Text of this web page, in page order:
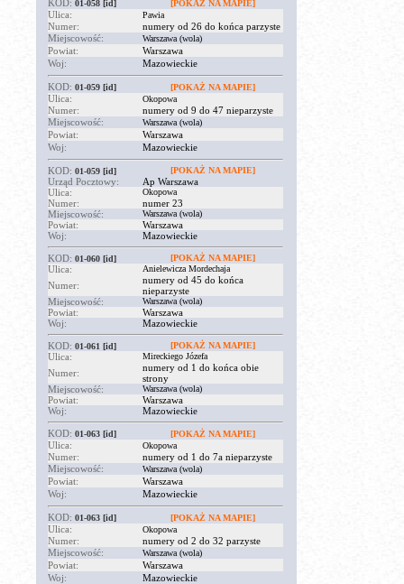
KOD: 01-058 [id] [POKAŻ NA MAPIE]
Ulica: Pawia
Numer:
numery od 26 do końca parzyste
Miejscowość:
Warszawa (wola)
Powiat:
Warszawa
Woj:
Mazowieckie
KOD: 01-059 [id] [POKAŻ NA MAPIE]
Ulica: Okopowa
Numer:
numery od 9 do 47 nieparzyste
Miejscowość:
Warszawa (wola)
Powiat:
Warszawa
Woj:
Mazowieckie
KOD: 01-059 [id] [POKAŻ NA MAPIE]
Urząd Pocztowy:
Ap Warszawa
Ulica:
Okopowa
Numer:
numer 23
Miejscowość:
Warszawa (wola)
Powiat:
Warszawa
Woj:
Mazowieckie
KOD: 01-060 [id] [POKAŻ NA MAPIE]
Ulica: Anielewicza Mordechaja
Numer:
numery od 45 do końca
nieparzyste
Miejscowość:
Warszawa (wola)
Powiat:
Warszawa
Woj:
Mazowieckie
KOD: 01-061 [id] [POKAŻ NA MAPIE]
Ulica: Mireckiego Józefa
Numer:
numery od 1 do końca obie
strony
Miejscowość:
Warszawa (wola)
Powiat:
Warszawa
Woj:
Mazowieckie
KOD: 01-063 [id] [POKAŻ NA MAPIE]
Ulica: Okopowa
Numer:
numery od 1 do 7a nieparzyste
Miejscowość:
Warszawa (wola)
Powiat:
Warszawa
Woj:
Mazowieckie
KOD: 01-063 [id] [POKAŻ NA MAPIE]
Ulica: Okopowa
Numer:
numery od 2 do 32 parzyste
Miejscowość:
Warszawa (wola)
Powiat:
Warszawa
Woj:
Mazowieckie